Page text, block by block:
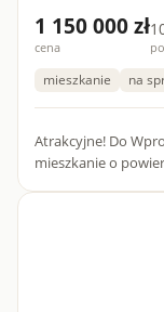
1 150 000 zł
cena
mieszkanie na
Atrakcyjne! Do Wprowadzenia
mieszkanie o powierzchni 105 m2 (po podłodze ponad 130m2) w